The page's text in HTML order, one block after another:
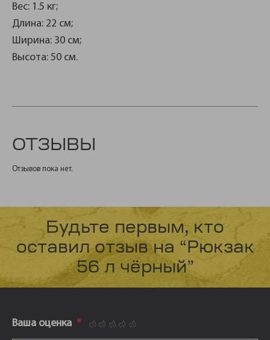
Вес: 1.5 кг;
Длина: 22 см;
Ширина: 30 см;
Высота: 50 см.
ОТЗЫВЫ
Отзывов пока нет.
Будьте первым, кто
оставил отзыв на “Рюкзак
56 л чёрный”
Ваша оценка * 12345